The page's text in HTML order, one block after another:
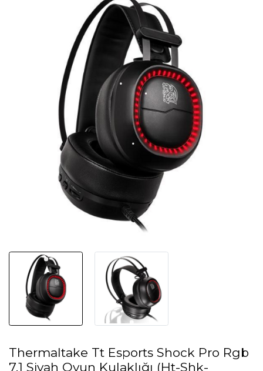
Thermaltake Tt Esports Shock Pro Rgb
7.1 Siyah Oyun Kulaklığı (Ht-Shk-